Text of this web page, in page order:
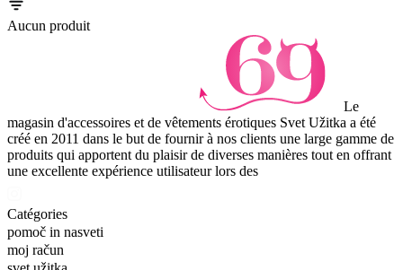
Aucun produit
Le
magasin d'accessoires et de vêtements érotiques Svet Užitka a été
créé en 2011 dans le but de fournir à nos clients une large gamme de
produits qui apportent du plaisir de diverses manières tout en offrant
une excellente expérience utilisateur lors des
Catégories
pomoč in nasveti
moj račun